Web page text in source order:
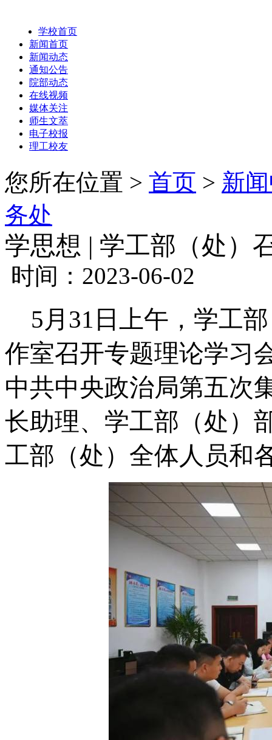
学校首页
新闻首页
新闻动态
通知公告
院部动态
在线视频
媒体关注
师生文萃
电子校报
理工校友
您所在位置 > 首页 > 新
务处
学思想 | 学工部（处）
时间：2023-06-02
5月31日上午，学工
作室召开专题理论学习
中共中央政治局第五次
长助理、学工部（处）
工部（处）全体人员和